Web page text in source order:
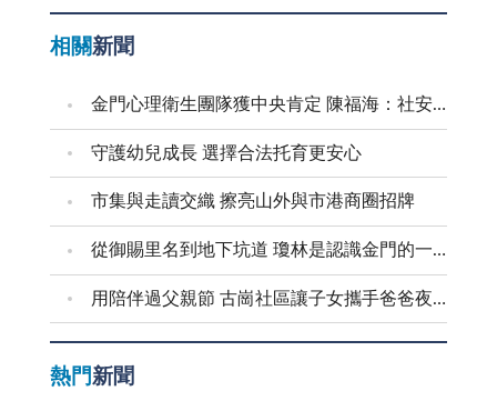
相關新聞
金門心理衛生團隊獲中央肯定 陳福海：社安網核心是「人」 持續守護鄉親心理健康
守護幼兒成長 選擇合法托育更安心
市集與走讀交織 擦亮山外與市港商圈招牌
從御賜里名到地下坑道 瓊林是認識金門的一扇窗
用陪伴過父親節 古崗社區讓子女攜手爸爸夜遊村莊
熱門新聞